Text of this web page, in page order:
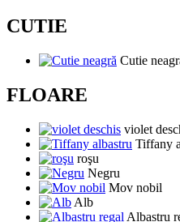
CUTIE
Cutie
FLOARE
violet
Tiffany
roşu
Negru
Mov nobil
Alb
Albastru